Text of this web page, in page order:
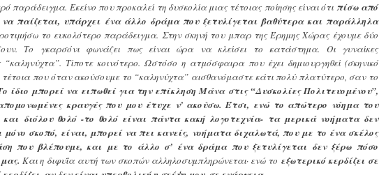
παράδειγμα. Εκείνο που προκαλεί τη δυσκολία μιας τέτοιας ποίησης είναι ότι πίσω από
παίζεται, υπάρχει ένα άλλο δράμα που ξετυλίγεται βαθύτερα και παράλληλα
το ευκολότερο παράδειγμα. Στην σκηνή του μπαρ της Έρημης Χώρας έχουμε δύο
Το γκαρσόνι φωνάζει πως είναι ώρα να κλείσει το κατάστημα. Οι γυναίκες
“καληνύχτα”. Τίποτε κοινότερο. Ωστόσο η ατμόσφαιρα που έχει δημιουργηθεί (σκηνικό
τέτοια που όταν ακούσουμε το “καληνύχτα” αισθανόμαστε κάτι πολύ πλατύτερο, σαν το
ίδιο μπορεί να ειπωθεί για την επίκληση Μάνα στις “Δυσκολίες Πολιτευομένου”,
κραυγές που μου έτυχε ν’ ακούσω. Έτσι, ενώ το απώτερο νόημα του
και διόλου θολό -το θολό είναι πάντα κακή λογοτεχνία- τα μερικά νοήματα δεν
μόνο σκοπό, είναι, μπορεί να πει κανείς, νοήματα διχαλωτά, που με το ένα σκέλος
που βλέπουμε, και με το άλλο σ’ ένα δράμα που ξετυλίγεται δεν ξέρω πόσο
Και η διφυΐα αυτή των σκοπών αλληλοσυμπληρώνεται· ενώ το εξωτερικό κερδίζει σε